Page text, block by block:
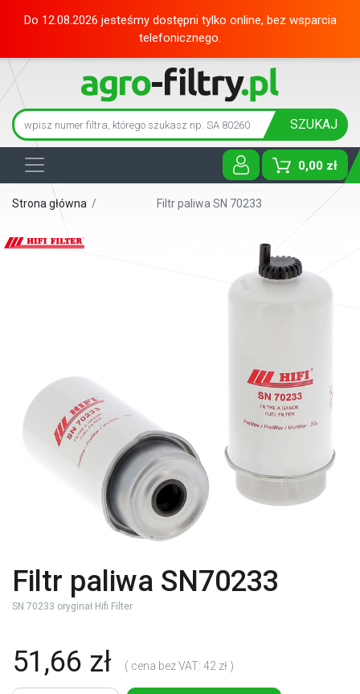
Do 12.08.2026 jesteśmy dostępni tylko online, bez wsparcia
telefonicznego.
SZUKAJ
0,00 zł
Toggle
Strona główna / Filtr paliwa SN 70233
Filtr paliwa SN70233
SN 70233 oryginał Hifi Filter
51,66 zł ( cena bez VAT: 42 zł )